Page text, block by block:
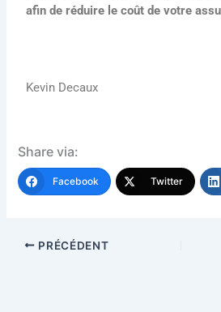
afin de réduire le coût de votre
Kevin Decaux
Share via:
Facebook Twitter
PRÉCÉDENT